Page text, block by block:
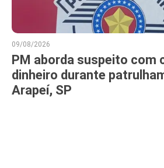
09/08/2026
PM aborda suspeito com
dinheiro durante
Arapeí, SP